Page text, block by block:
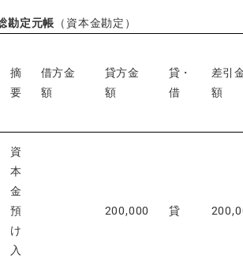
勘定元帳 （資本金勘定）
摘
要
借方金
額
貸方金
額
貸・
借
差引
額
資
本
金
預
け
入
200,000 貸